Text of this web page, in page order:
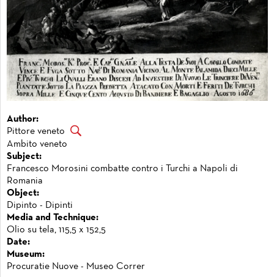
Author:
Pittore veneto
Ambito veneto
Subject:
Francesco Morosini combatte contro i Turchi a Napoli di
Romania
Object:
Dipinto - Dipinti
Media and Technique:
Olio su tela, 115,5 x 152,5
Date:
Museum:
Procuratie Nuove - Museo Correr